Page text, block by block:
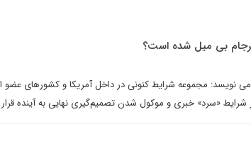
بی میل شده است؟
می نویسد: مجموعه شرایط کنونی در داخل آمریکا و کشورهای عضو
«سرد» خبری و موکول شدن تصمیم‌گیری نهایی به آینده